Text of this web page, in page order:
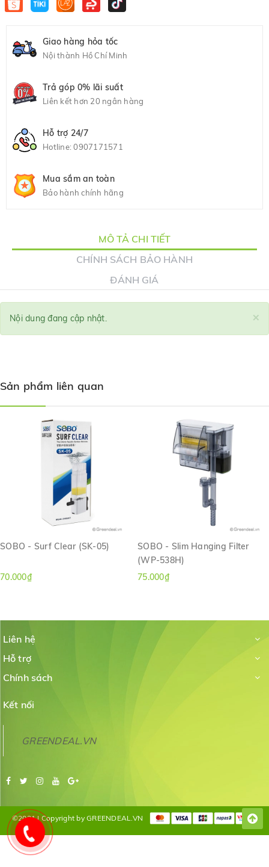
Giao hàng hỏa tốc
Nội thành Hồ Chí Minh
Trả góp 0% lãi suất
Liên kết hơn 20 ngân hàng
Hỗ trợ 24/7
Hotline:0907171571
Mua sắm an toàn
Bảo hành chính hãng
MÔ TẢ CHI TIẾT
CHÍNH SÁCH BẢO HÀNH
ĐÁNH GIÁ
×
Nội dung đang cập nhật.
Sản phẩm liên quan
SOBO - Surf Clear (SK-05)
70.000₫
SOBO - Slim Hanging Filter
(WP-538H)
75.000₫
Liên hệ
Hỗ trợ
Chính sách
Kết nối
GREENDEAL.VN
©2021 | Copyright by GREENDEAL.VN